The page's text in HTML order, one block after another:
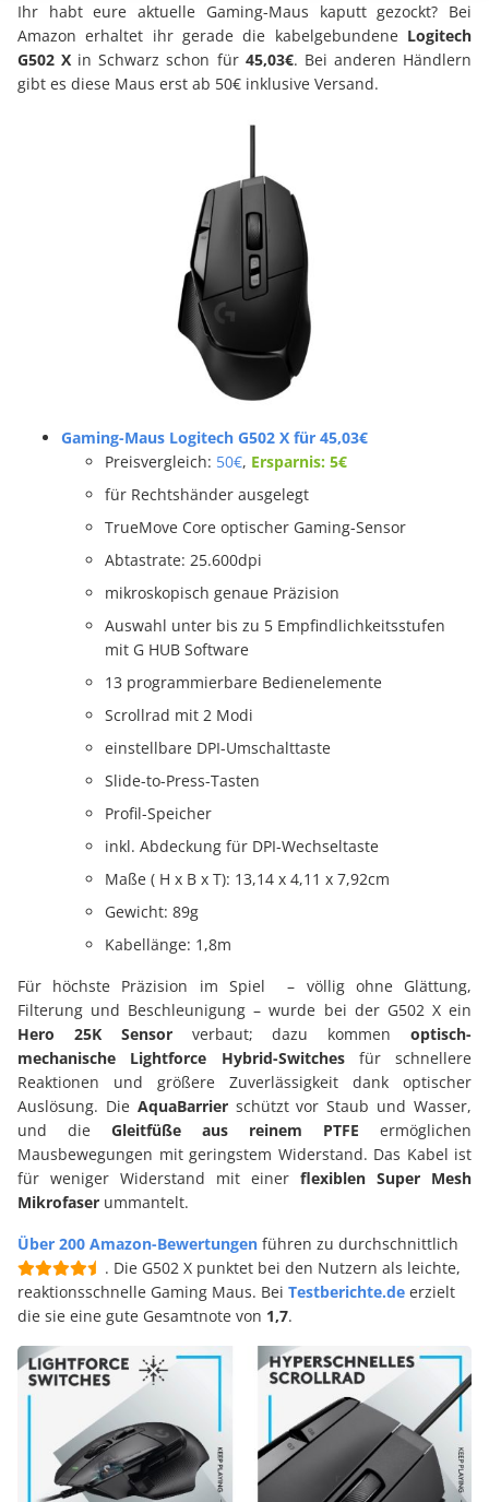
Ihr habt eure aktuelle Gaming-Maus kaputt gezockt? Bei
Amazon erhaltet ihr gerade die kabelgebundene Logitech
G502 X in Schwarz schon für 45,03€. Bei anderen Händlern
gibt es diese Maus erst ab 50€ inklusive Versand.
Gaming-Maus Logitech G502 X für 45,03€
Preisvergleich: 50€, Ersparnis: 5€
für Rechtshänder ausgelegt
TrueMove Core optischer Gaming-Sensor
Abtastrate: 25.600dpi
mikroskopisch genaue Präzision
Auswahl unter bis zu 5 Empfindlichkeitsstufen
mit G HUB Software
13 programmierbare Bedienelemente
Scrollrad mit 2 Modi
einstellbare DPI-Umschalttaste
Slide-to-Press-Tasten
Profil-Speicher
inkl. Abdeckung für DPI-Wechseltaste
Maße ( H x B x T): 13,14 x 4,11 x 7,92cm
Gewicht: 89g
Kabellänge: 1,8m
Für höchste Präzision im Spiel – völlig ohne Glättung,
Filterung und Beschleunigung – wurde bei der G502 X ein
Hero 25K Sensor verbaut; dazu kommen optisch-
mechanische Lightforce Hybrid-Switchesfür schnellere
Reaktionen und größere Zuverlässigkeit dank optischer
Auslösung. Die AquaBarrierschützt vor Staub und Wasser,
und die Gleitfüße aus reinem PTFE ermöglichen
Mausbewegungen mit geringstem Widerstand. Das Kabel ist
für weniger Widerstand mit einer flexiblen Super Mesh
Mikrofaser ummantelt.
Über 200 Amazon-Bewertungen führen zu durchschnittlich
. Die G502 X punktet bei den Nutzern als leichte,
reaktionsschnelle Gaming Maus. Bei Testberichte.de erzielt
die sie eine gute Gesamtnote von 1,7.